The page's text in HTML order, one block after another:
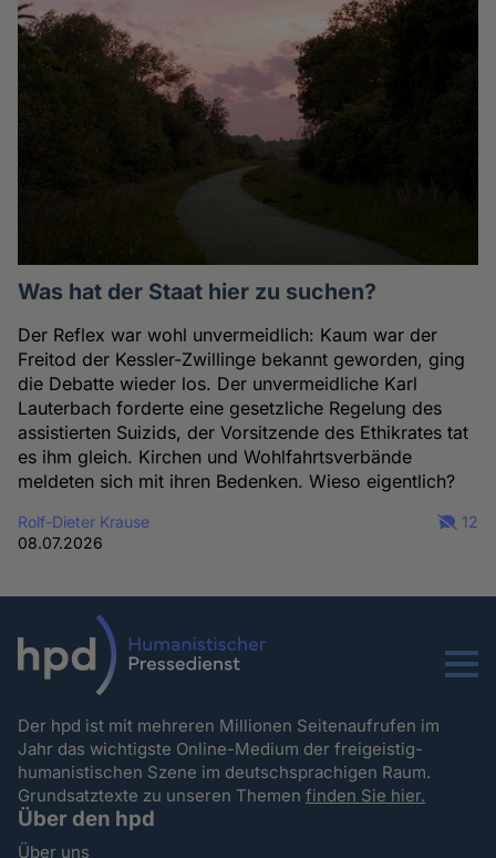
Was hat der Staat hier zu suchen?
Der Reflex war wohl unvermeidlich: Kaum war der
Freitod der Kessler-Zwillinge bekannt geworden, ging
die Debatte wieder los. Der unvermeidliche Karl
Lauterbach forderte eine gesetzliche Regelung des
assistierten Suizids, der Vorsitzende des Ethikrates tat
es ihm gleich. Kirchen und Wohlfahrtsverbände
meldeten sich mit ihren Bedenken. Wieso eigentlich?
Rolf-Dieter Krause
08.07.2026
12
Menu
Der hpd ist mit mehreren Millionen Seitenaufrufen im
Jahr das wichtigste Online-Medium der freigeistig-
humanistischen Szene im deutschsprachigen Raum.
Grundsatztexte zu unseren Themenfinden Sie hier.
Über den hpd
Über uns